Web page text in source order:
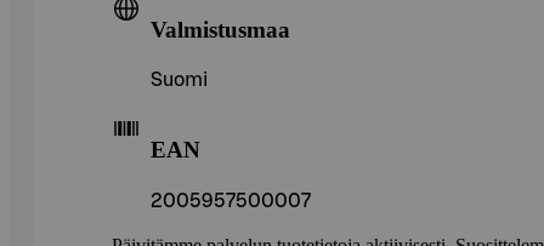
Valmistusmaa
Suomi
EAN
2005957500007